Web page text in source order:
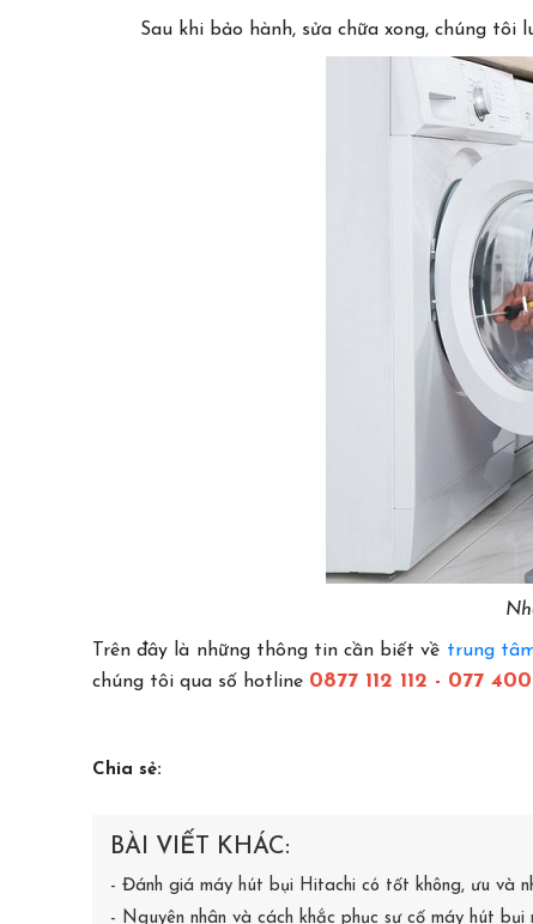
Sau khi bảo hành, sửa chữa xong, chúng tôi
Trên đây là những thông tin cần biết về trung
chúng tôi qua số hotline 0877 112 112 - 077
Chia sẻ:
BÀI VIẾT KHÁC:
- Đánh giá máy hút bụi Hitachi có tốt không, ưu và
- Nguyên nhân và cách khắc phục sự cố máy hút